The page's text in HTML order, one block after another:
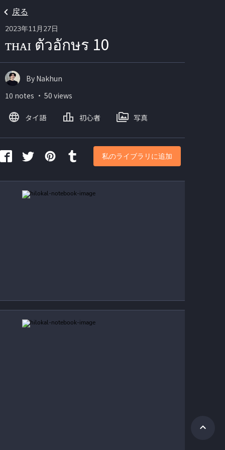
戻る
2023年11月27日
ᴛʜᴀɪ ตัวอักษร 10
By Nakhun
10 notes ・ 50 views
タイ語 初心者 写真
私のライブラリに追加